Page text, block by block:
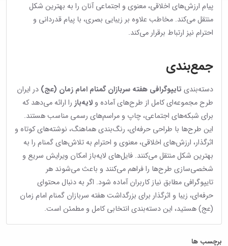
پیام ارزش‌های اخلاقی، معنوی و اجتماعی آنان را به بهترین شکل
منتقل می‌کند. مخاطب علاوه بر زیبایی بصری، با پیام قدردانی و
احترام نیز ارتباط برقرار می‌کند.
جمع‌بندی
دسته‌بندی تایپوگرافی هفته سربازان گمنام امام زمان (عج) در ایران
طرح مجموعه‌ای کامل از طرح‌های آماده و لایه‌باز را ارائه می‌دهد که
برای شبکه‌های اجتماعی، چاپ و مراسم‌های رسمی مناسب هستند.
این طرح‌ها با طراحی حرفه‌ای، رنگ‌بندی هماهنگ، نوشته‌های کوتاه و
اثرگذار، ارزش‌های اخلاقی، معنوی و احترام به تلاش‌های گمنام را به
بهترین شکل منتقل می‌کنند. فایل‌های لایه‌باز امکان ویرایش سریع و
شخصی‌سازی طرح‌ها را فراهم می‌کنند و باعث می‌شوند هر
تایپوگرافی مطابق نیاز کاربران آماده شود. اگر به دنبال محتوای
حرفه‌ای، زیبا و اثرگذار برای بزرگداشت هفته سربازان گمنام امام زمان
(عج) هستید، این دسته‌بندی انتخابی کامل و مطمئن است.
برچسب ها